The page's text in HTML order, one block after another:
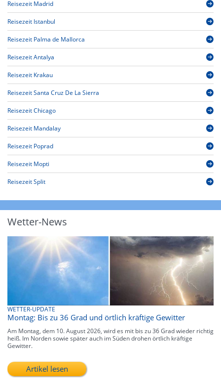
Reisezeit Madrid
Reisezeit Istanbul
Reisezeit Palma de Mallorca
Reisezeit Antalya
Reisezeit Krakau
Reisezeit Santa Cruz De La Sierra
Reisezeit Chicago
Reisezeit Mandalay
Reisezeit Poprad
Reisezeit Mopti
Reisezeit Split
Wetter-News
WETTER-UPDATE
Montag: Bis zu 36 Grad und örtlich kräftige Gewitter
Am Montag, dem 10. August 2026, wird es mit bis zu 36 Grad wieder richtig
heiß. Im Norden sowie später auch im Süden drohen örtlich kräftige
Gewitter.
Artikel lesen